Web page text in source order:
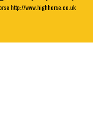
http://www.highhorse.co.uk